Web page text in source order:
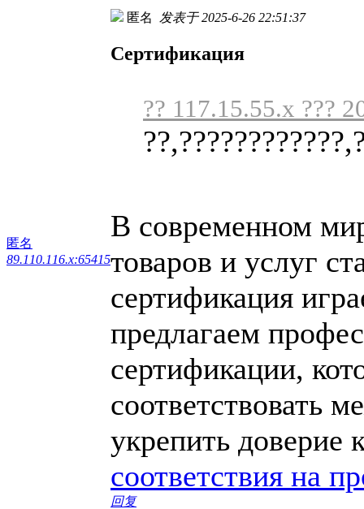
匿名
89.110.116.x:65415
匿名 发表于 2025-6-26 22:51:37
Сертификация
?? 117.15.55.x ???
В современном
товаров и услуг
сертификация
предлагаем
сертификации,
соответствовать
укрепить доверие
соответствия на
回复